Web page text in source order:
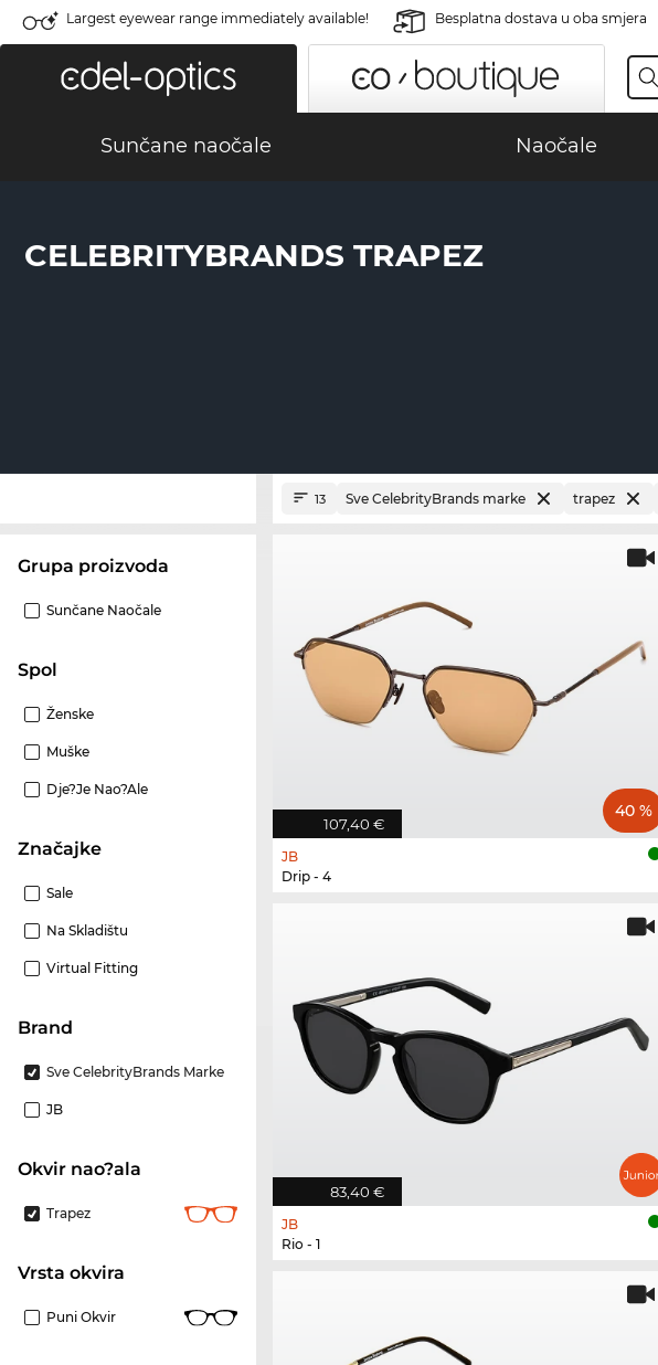
Largest eyewear range immediately available! Besplatna dostava u oba smjera
Sunčane naočale Naočale
CELEBRITYBRANDS TRAPEZ
Grupa proizvoda
Sunčane Naočale
Spol
Ženske
Muške
Dje?je Nao?ale
Značajke
Sale
Na Skladištu
Virtual Fitting
brand
Sve CelebrityBrands Marke
JB
Okvir nao?ala
Trapez
Vrsta okvira
Puni Okvir
13 Sve CelebrityBrands marke trapez
107,40 €
40 %
JB
Drip - 4
83,40 €
JB
Rio - 1